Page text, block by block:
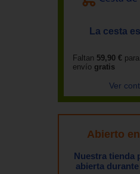
La cesta
Faltan 59,90 €
envío gratis
Ver
Abierto
Nuestra tienda
abierta